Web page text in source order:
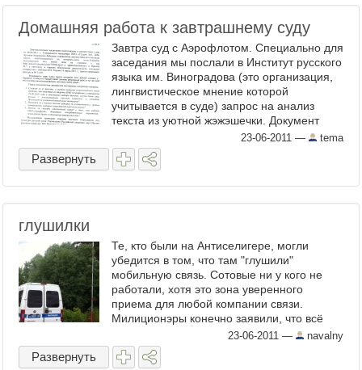
Домашняя работа к завтрашнему суду
Завтра суд с Аэрофлотом. Специально для
заседания мы послали в Институт русского
языка им. Виноградова (это организация,
лингвистическое мнение которой
учитывается в суде) запрос на анализ
текста из уютной жэжэшечки. Документ
23-06-2011 — tema
Развернуть
глушилки
Те, кто были на Антиселигере, могли
убедится в том, что там "глушили"
мобильную связь. Сотовые ни у кого не
работали, хотя это зона уверенного
приема для любой компании связи.
Милиционэры конечно заявили, что всё
бред и домыслы и никаких "глушилок" ...
23-06-2011 — navalny
Развернуть